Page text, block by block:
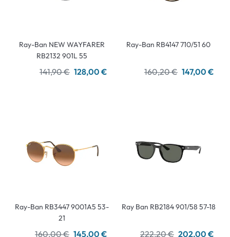
Ray-Ban NEW WAYFARER
RB2132 901L 55
141,90 € 128,00 €
Ray-Ban RB4147 710/51 60
160,20 € 147,00 €
Ray-Ban RB3447 9001A5 53-
21
160,00 € 145,00 €
Ray Ban RB2184 901/58 57-18
222,20 € 202,00 €